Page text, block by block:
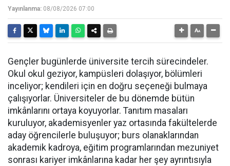
Yayınlanma: 08/08/2026 07:00
Gençler bugünlerde üniversite tercih sürecindeler.
Okul okul geziyor, kampüsleri dolaşıyor, bölümleri
inceliyor; kendileri için en doğru seçeneği bulmaya
çalışıyorlar. Üniversiteler de bu dönemde bütün
imkânlarını ortaya koyuyorlar. Tanıtım masaları
kuruluyor, akademisyenler yaz ortasında fakültelerde
aday öğrencilerle buluşuyor; burs olanaklarından
akademik kadroya, eğitim programlarından mezuniyet
sonrası kariyer imkânlarına kadar her şey ayrıntısıyla